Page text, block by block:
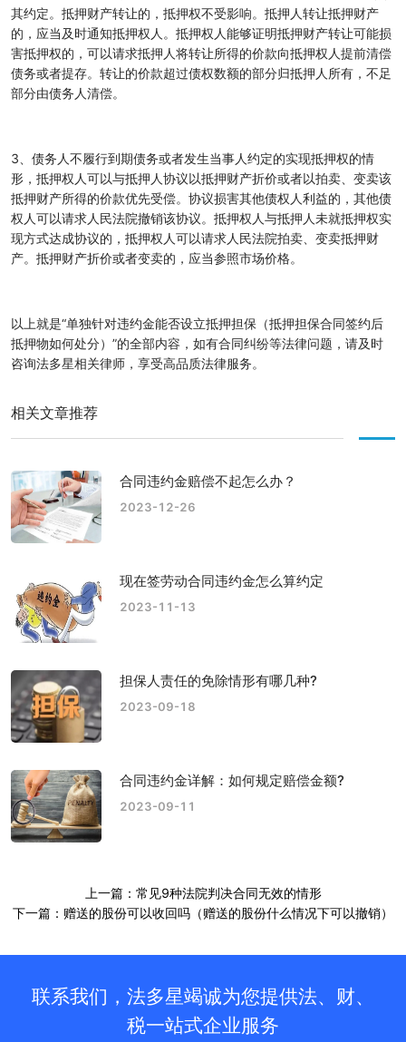
其约定。抵押财产转让的，抵押权不受影响。抵押人转让抵押财产
的，应当及时通知抵押权人。抵押权人能够证明抵押财产转让可能损
害抵押权的，可以请求抵押人将转让所得的价款向抵押权人提前清偿
债务或者提存。转让的价款超过债权数额的部分归抵押人所有，不足
部分由债务人清偿。
3、债务人不履行到期债务或者发生当事人约定的实现抵押权的情
形，抵押权人可以与抵押人协议以抵押财产折价或者以拍卖、变卖该
抵押财产所得的价款优先受偿。协议损害其他债权人利益的，其他债
权人可以请求人民法院撤销该协议。抵押权人与抵押人未就抵押权实
现方式达成协议的，抵押权人可以请求人民法院拍卖、变卖抵押财
产。抵押财产折价或者变卖的，应当参照市场价格。
以上就是“单独针对违约金能否设立抵押担保（抵押担保合同签约后
抵押物如何处分）”的全部内容，如有合同纠纷等法律问题，请及时
咨询法多星相关律师，享受高品质法律服务。
相关文章推荐
合同违约金赔偿不起怎么办？
2023-12-26
现在签劳动合同违约金怎么算约定
2023-11-13
担保人责任的免除情形有哪几种?
2023-09-18
合同违约金详解：如何规定赔偿金额?
2023-09-11
上一篇：常见9种法院判决合同无效的情形
下一篇：赠送的股份可以收回吗（赠送的股份什么情况下可以撤销）
联系我们，法多星竭诚为您提供法、财、
税一站式企业服务